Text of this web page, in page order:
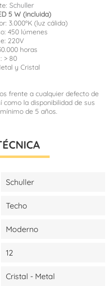
Schuller
5 W (incluida)
3.000ºK (luz cálida)
450 lúmenes
220V
horas
> 80
y Cristal
frente a cualquier defecto de
como la disponibilidad de sus
de 5 años.
Schuller
Techo
Moderno
12
Cristal - Metal